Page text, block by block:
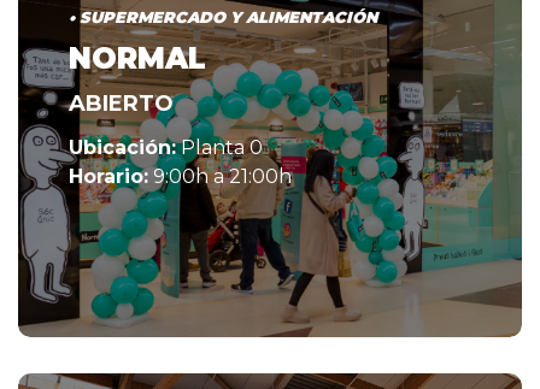
• SUPERMERCADO Y ALIMENTACIÓN
NORMAL
ABIERTO
Ubicación:Planta 0
Horario: 9:00h a 21:00h